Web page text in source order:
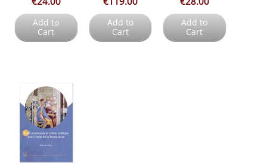
Add to
Cart
Add to
Cart
Add to
Cart